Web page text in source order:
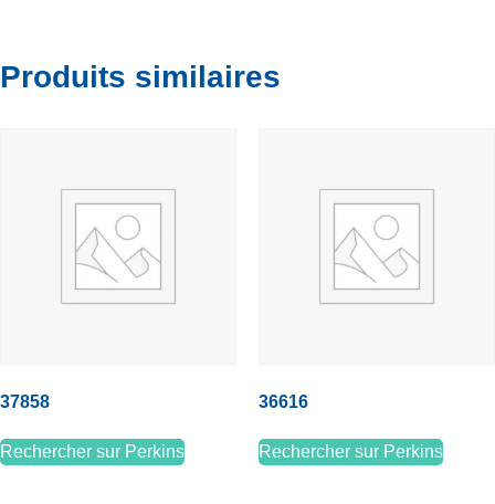
Produits similaires
37858
Rechercher sur Perkins
36616
Rechercher sur Perkins